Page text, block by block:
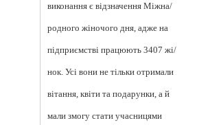
виконання є відзначення Міжна/
родного жіночого дня, адже на
підприємстві працюють 3407 жі/
нок. Усі вони не тільки отримали
вітання, квіти та подарунки, а й
мали змогу стати учасницями